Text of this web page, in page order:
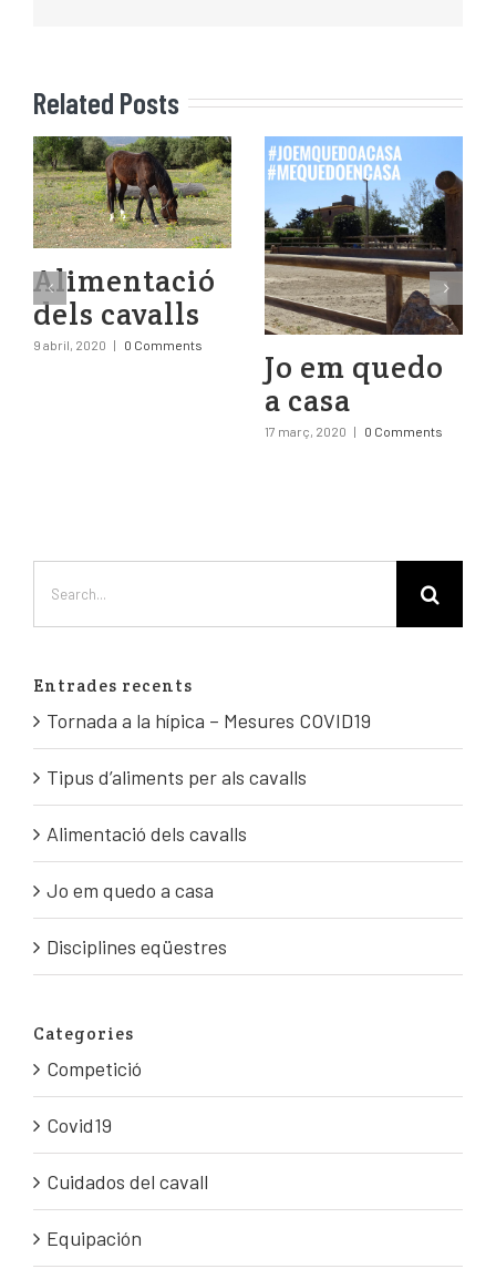
Related Posts
Alimentació
dels cavalls
9 abril, 2020 | 0 Comments
Jo em quedo
a casa
17 març, 2020 | 0 Comments
Entrades recents
Tornada a la hípica – Mesures COVID19
Tipus d’aliments per als cavalls
Alimentació dels cavalls
Jo em quedo a casa
Disciplines eqüestres
Categories
Competició
Covid19
Cuidados del cavall
Equipación